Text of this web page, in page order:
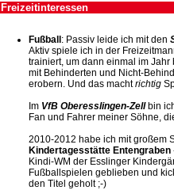
Freizeitinteressen
Fußball: Passiv leide ich mit den
Aktiv spiele ich in der
trainiert, um dann einmal im
mit Behinderten und Nicht-
erobern. Und das machtrichtig
Im VfB Oberesslingen-Zellbin
Fan und Fahrer meiner Söhne,
2010-2012 habe ich mit großem
Kindertagesstätte Entengraben
Kindi-WM der Esslinger
Fußballspielen geblieben und
den Titel geholt ;-)